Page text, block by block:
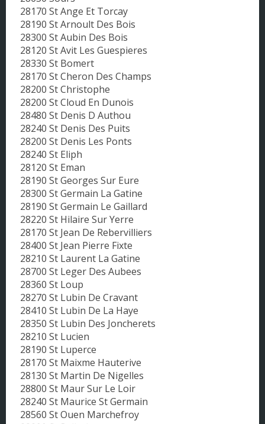
28170 St Ange Et Torcay
28190 St Arnoult Des Bois
28300 St Aubin Des Bois
28120 St Avit Les Guespieres
28330 St Bomert
28170 St Cheron Des Champs
28200 St Christophe
28200 St Cloud En Dunois
28480 St Denis D Authou
28240 St Denis Des Puits
28200 St Denis Les Ponts
28240 St Eliph
28120 St Eman
28190 St Georges Sur Eure
28300 St Germain La Gatine
28190 St Germain Le Gaillard
28220 St Hilaire Sur Yerre
28170 St Jean De Rebervilliers
28400 St Jean Pierre Fixte
28210 St Laurent La Gatine
28700 St Leger Des Aubees
28360 St Loup
28270 St Lubin De Cravant
28410 St Lubin De La Haye
28350 St Lubin Des Joncherets
28210 St Lucien
28190 St Luperce
28170 St Maixme Hauterive
28130 St Martin De Nigelles
28800 St Maur Sur Le Loir
28240 St Maurice St Germain
28560 St Ouen Marchefroy